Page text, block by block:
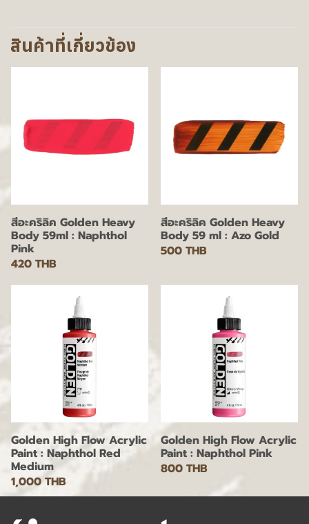
สินค้าที่เกี่ยวข้อง
สีอะคริลิค Golden Heavy
Body 59ml : Naphthol
Pink
420 THB
สีอะคริลิค Golden Heavy
Body 59 ml : Azo Gold
500 THB
Golden High Flow Acrylic
Paint : Naphthol Red
Medium
1,000 THB
Golden High Flow Acrylic
Paint : Naphthol Pink
800 THB